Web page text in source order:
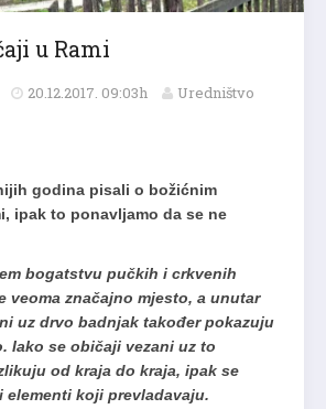
u Rami
20.12.2017. 09:03h Uredništvo
godina pisali o božićnim
ipak to ponavljamo da se ne
bogatstvu pučkih i crkvenih
veoma značajno mjesto, a unutar
uz drvo badnjak također pokazuju
Iako se običaji vezani uz to
od kraja do kraja, ipak se
koji prevladavaju.